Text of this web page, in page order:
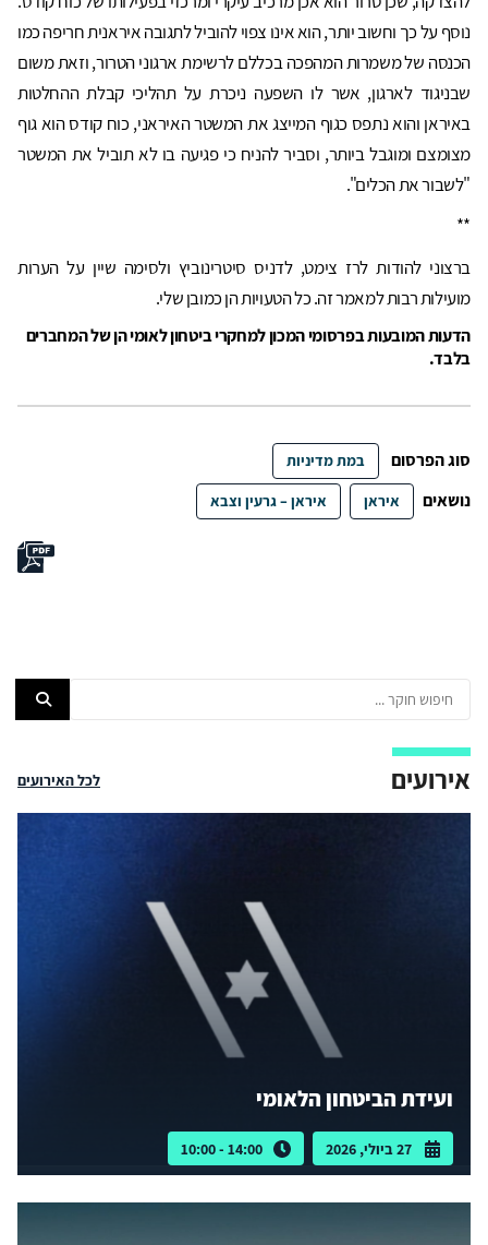
נוסף על כך וחשוב יותר, הוא אינו צפוי להוביל לתגובה איראנית חריפה כמו
הכנסה של משמרות המהפכה בכללם לרשימת ארגוני הטרור, וזאת משום
שבניגוד לארגון, אשר לו השפעה ניכרת על תהליכי קבלת ההחלטות
באיראן והוא נתפס כגוף המייצג את המשטר האיראני, כוח קודס הוא גוף
מצומצם ומוגבל ביותר, וסביר להניח כי פגיעה בו לא תוביל את המשטר
"לשבור את הכלים".
**
ברצוני להודות לרז צימט, לדניס סיטרינוביץ ולסימה שיין על הערות
מועילות רבות למאמר זה. כל הטעויות הן כמובן שלי.
הדעות המובעות בפרסומי המכון למחקרי ביטחון לאומי הן של המחברים
בלבד.
סוג הפרסום במת מדיניות
נושאים איראן איראן – גרעין וצבא
אירועים לכל האירועים
ועידת הביטחון הלאומי
27 ביולי, 2026 14:00 - 10:00